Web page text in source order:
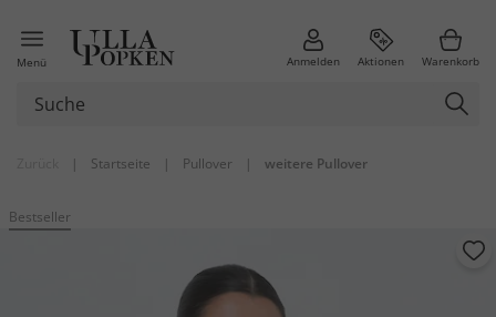
Menü Anmelden Aktionen Warenkorb
| Startseite | Pullover | weitere Pullover
Bestseller